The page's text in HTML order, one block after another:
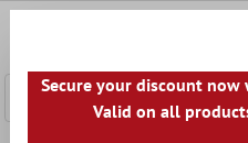
Secure your discount now
Valid on all